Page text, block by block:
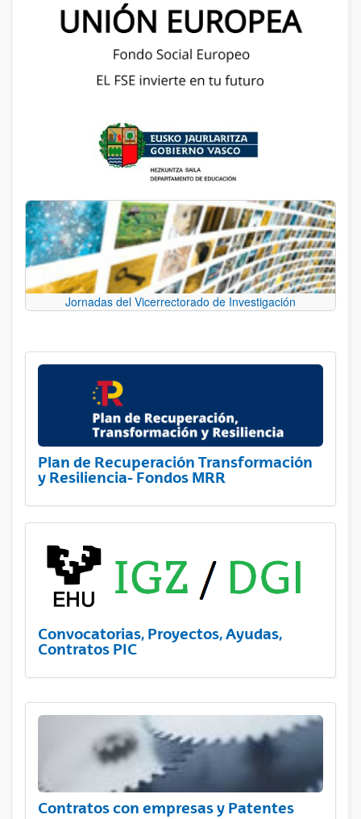
Jornadas del Vicerrectorado de Investigación
Plan de Recuperación Transformación
y Resiliencia- Fondos MRR
Convocatorias, Proyectos, Ayudas,
Contratos PIC
Contratos con empresas y Patentes